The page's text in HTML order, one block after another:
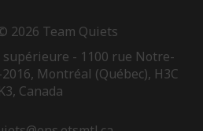
2026 Team Quiets
supérieure - 1100 rue Notre-
Montréal (Québec), H3C
Canada